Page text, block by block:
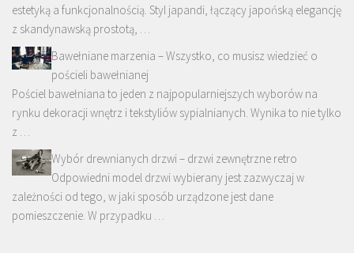
estetyką a funkcjonalnością. Styl japandi, łączący japońską elegancję
z skandynawską prostotą, …
Bawełniane marzenia – Wszystko, co musisz wiedzieć o
pościeli bawełnianej
Pościel bawełniana to jeden z najpopularniejszych wyborów na
rynku dekoracji wnętrz i tekstyliów sypialnianych. Wynika to nie tylko
z …
Wybór drewnianych drzwi – drzwi zewnętrzne retro
Odpowiedni model drzwi wybierany jest zazwyczaj w
zależności od tego, w jaki sposób urządzone jest dane
pomieszczenie. W przypadku …